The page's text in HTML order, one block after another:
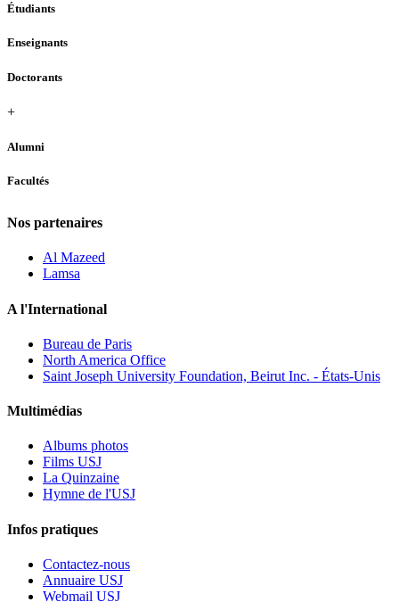
Étudiants
Enseignants
Doctorants
+
Alumni
Facultés
Nos partenaires
Al Mazeed
Lamsa
A l'International
Bureau de Paris
North America Office
Saint Joseph University Foundation, Beirut Inc. - États-Unis
Multimédias
Albums photos
Films USJ
La Quinzaine
Hymne de l'USJ
Infos pratiques
Contactez-nous
Annuaire USJ
Webmail USJ